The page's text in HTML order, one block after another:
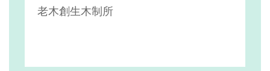
Pencil)
老木創生木制所